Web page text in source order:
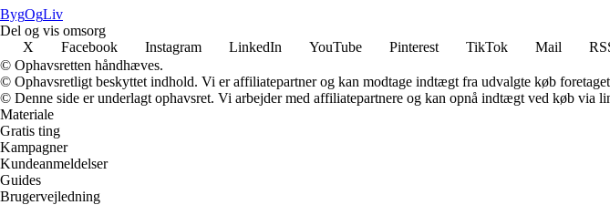
BygOgLiv
Del og vis omsorg
X
Facebook Instagram LinkedIn YouTube Pinterest TikTok Mail
© Ophavsretten håndhæves.
© Ophavsretligt beskyttet indhold. Vi er affiliatepartner og kan modtage indtægt fra udvalgte køb
© Denne side er underlagt ophavsret. Vi arbejder med affiliatepartnere og kan opnå indtægt ved køb via
Materiale
Gratis ting
Kampagner
Kundeanmeldelser
Guides
Brugervejledning